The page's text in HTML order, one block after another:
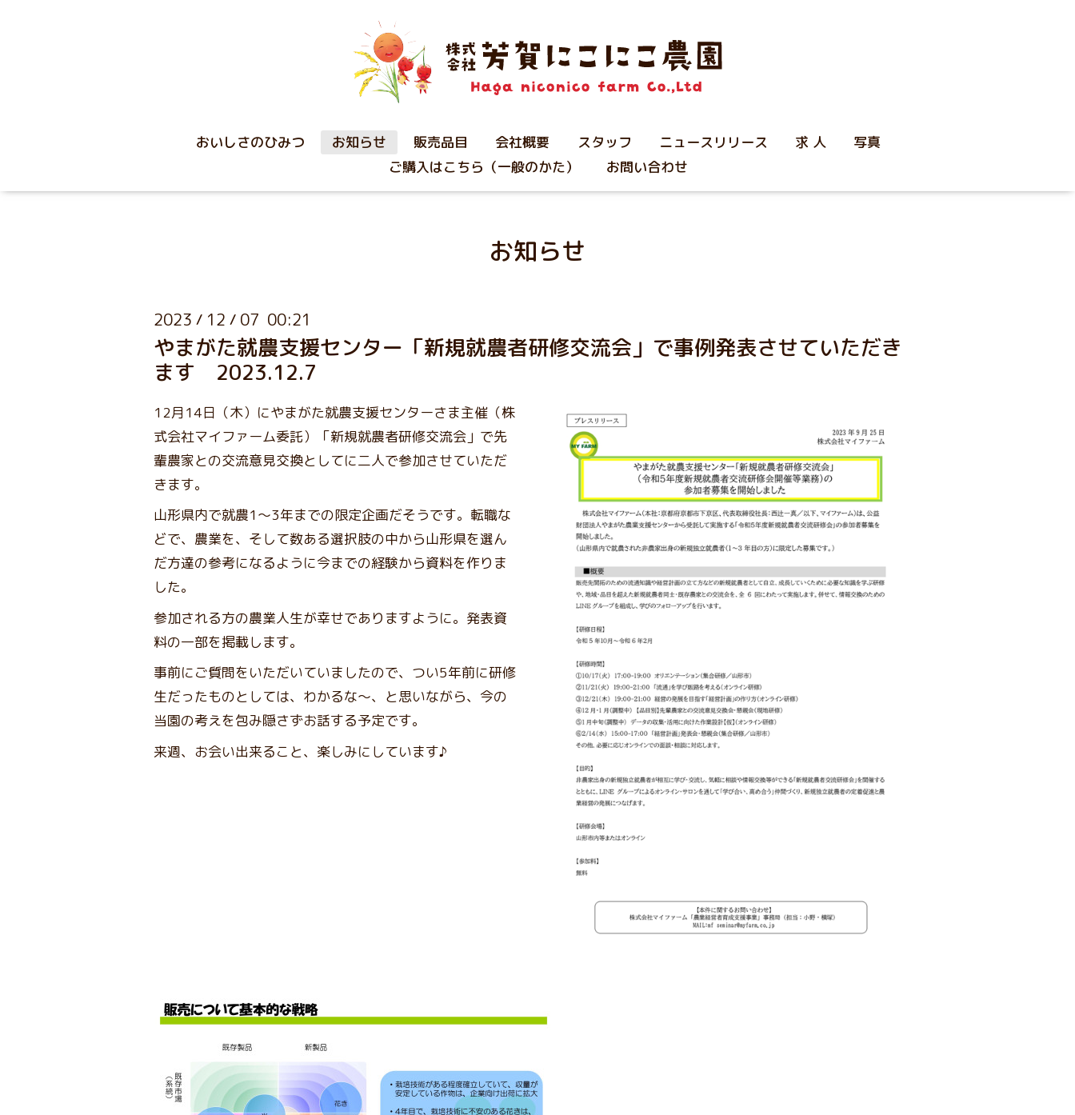
おいしさのひみつ お知らせ 販売品目 会社概要 スタッフ ニュースリリース 求 人
写真
ご購入はこちら（一般のかた）
お問い合わせ
お知らせ
2023 / 12 / 07 00:21
やまがた就農支援センター「新規就農者研修交流会」で事例発表させていただき
ます 2023.12.7
12月14日（木）にやまがた就農支援センターさま主催（株
式会社マイファーム委託）「新規就農者研修交流会」で先
輩農家との交流意見交換としてに二人で参加させていただ
きます。
山形県内で就農1～3年までの限定企画だそうです。転職な
どで、農業を、そして数ある選択肢の中から山形県を選ん
だ方達の参考になるように今までの経験から資料を作りま
した。
参加される方の農業人生が幸せでありますように。発表資
料の一部を掲載します。
事前にご質問をいただいていましたので、つい5年前に研修
生だったものとしては、わかるな～、と思いながら、今の
当園の考えを包み隠さずお話する予定です。
来週、お会い出来ること、楽しみにしています♪